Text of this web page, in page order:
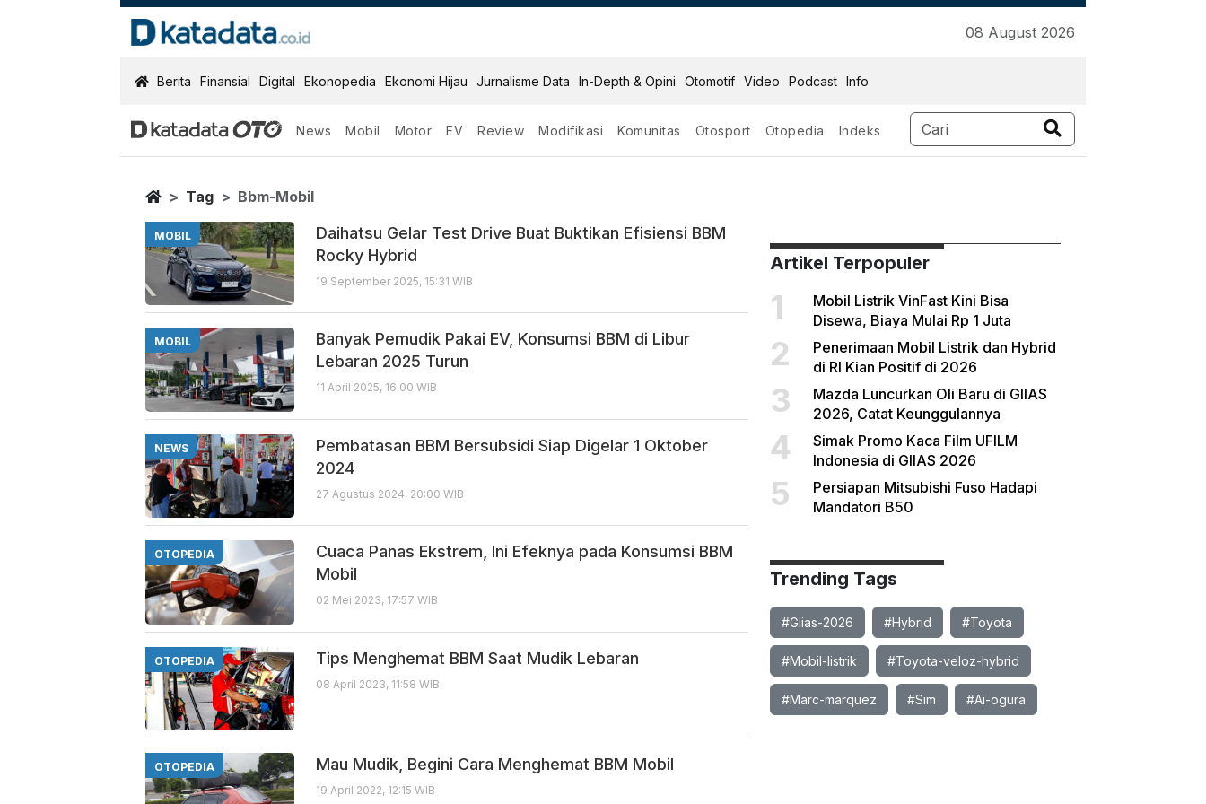
08 August 2026
KatadataOTO
Berita Finansial Digital Ekonopedia Ekonomi Hijau Jurnalisme Data In-Depth & Opini Otomotif Video Podcast Info
News Mobil Motor EV Review Modifikasi Komunitas Otosport Otopedia Indeks
Bbm Mobil
Berita Terbaru
Home
Tag Bbm-Mobil
MOBIL
Daihatsu Gelar Test Drive Buat Buktikan Efisiensi BBM
Rocky Hybrid
19 September 2025, 15:31 WIB
MOBIL
Banyak Pemudik Pakai EV, Konsumsi BBM di Libur
Lebaran 2025 Turun
11 April 2025, 16:00 WIB
NEWS
Pembatasan BBM Bersubsidi Siap Digelar 1 Oktober
2024
27 Agustus 2024, 20:00 WIB
OTOPEDIA
Cuaca Panas Ekstrem, Ini Efeknya pada Konsumsi BBM
Mobil
02 Mei 2023, 17:57 WIB
OTOPEDIA Tips Menghemat BBM Saat Mudik Lebaran
08 April 2023, 11:58 WIB
OTOPEDIA Mau Mudik, Begini Cara Menghemat BBM Mobil
19 April 2022, 12:15 WIB
Artikel Terpopuler
1
Mobil Listrik VinFast Kini Bisa
Disewa, Biaya Mulai Rp 1 Juta
2
Penerimaan Mobil Listrik dan Hybrid
di RI Kian Positif di 2026
3
Mazda Luncurkan Oli Baru di GIIAS
2026, Catat Keunggulannya
4
Simak Promo Kaca Film UFILM
Indonesia di GIIAS 2026
5
Persiapan Mitsubishi Fuso Hadapi
Mandatori B50
Trending Tags
#Giias-2026 #Hybrid #Toyota
#Mobil-listrik #Toyota-veloz-hybrid
#Marc-marquez #Sim #Ai-ogura